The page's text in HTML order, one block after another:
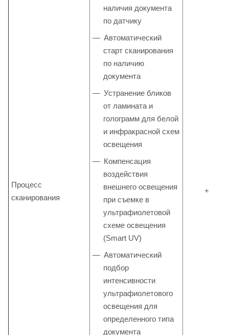
Процесс
сканирования
наличия документа
по датчику
Автоматический
старт сканирования
по наличию
документа
Устранение бликов
от ламината и
голограмм для белой
и инфракрасной схем
освещения
Компенсация
воздействия
внешнего освещения
при съемке в
ультрафиолетовой
схеме освещения
(Smart UV)
Автоматический
подбор
интенсивности
ультрафиолетового
освещения для
определенного типа
документа
+